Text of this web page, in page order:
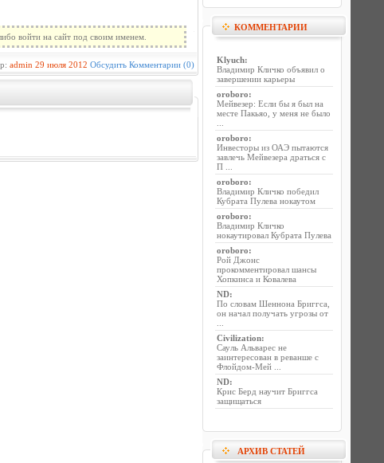
войти на сайт под своим именем.
admin 29 июля 2012 Обсудить Комментарии (0)
КОММЕНТАРИИ
Klyuch:
Владимир Кличко объявил о
завершении карьеры
oroboro:
Мейвезер: Если бы я был на
месте Пакьяо, у меня не было
oroboro:
Инвесторы из ОАЭ пытаются
завлечь Мейвезера драться с
П ...
oroboro:
Владимир Кличко победил
Кубрата Пулева нокаутом
oroboro:
Владимир Кличко
нокаутировал Кубрата Пулева
oroboro:
Рой Джонс
прокомментировал шансы
Хопкинса и Ковалева
ND:
По словам Шеннона Бриггса,
он начал получать угрозы от
Civilization:
Сауль Альварес не
заинтересован в реванше с
Флойдом-Мей ...
ND:
Крис Берд научит Бриггса
защищаться
АРХИВ СТАТЕЙ